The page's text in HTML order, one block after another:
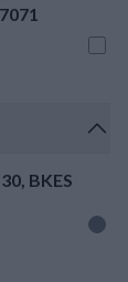
BKES